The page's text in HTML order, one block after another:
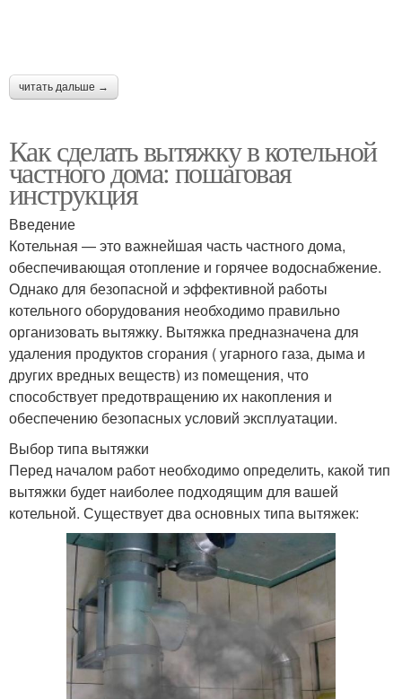
читать дальше →
Как сделать вытяжку в котельной
частного дома: пошаговая
инструкция
Введение
Котельная — это важнейшая часть частного дома,
обеспечивающая отопление и горячее водоснабжение.
Однако для безопасной и эффективной работы
котельного оборудования необходимо правильно
организовать вытяжку. Вытяжка предназначена для
удаления продуктов сгорания ( угарного газа, дыма и
других вредных веществ) из помещения, что
способствует предотвращению их накопления и
обеспечению безопасных условий эксплуатации.
Выбор типа вытяжки
Перед началом работ необходимо определить, какой тип
вытяжки будет наиболее подходящим для вашей
котельной. Существует два основных типа вытяжек: